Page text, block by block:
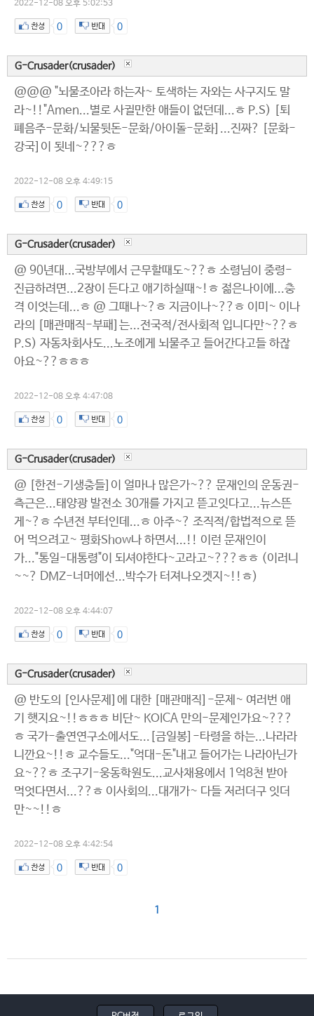
2022-12-08 오후 5:02:53
0 0
G-Crusader(crusader)
@@@ "뇌물조아라 하는자~ 토색하는 자와는 사구지도 말
라~!!"Amen...별로 사귈만한 애들이 없던데...ㅎ P.S) [퇴
폐음주-문화/뇌물뒷돈-문화/아이돌-문화]...진짜? [문화-
강국]이 됫네~???ㅎ
2022-12-08 오후 4:49:15
0 0
G-Crusader(crusader)
@ 90년대...국방부에서 근무할때도~??ㅎ 소령님이 중령-
진급하려면...2장이 든다고 애기하실때~!ㅎ 젊은나이에...충
격 이엇는데...ㅎ @ 그때나~?ㅎ 지금이나~??ㅎ 이미~ 이나
라의 [매관매직-부패]는...전국적/전사회적 입니다만~??ㅎ
P.S) 자동차회사도...노조에게 뇌물주고 들어간다고들 하잖
아요~??ㅎㅎㅎ
2022-12-08 오후 4:47:08
0 0
G-Crusader(crusader)
@ [한전-기생충들]이 얼마나 많은가~?? 문재인의 운동권-
측근은...태양광 발전소 30개를 가지고 뜯고잇다고...뉴스뜬
게~?ㅎ 수년전 부터인데...ㅎ 아주~? 조직적/합법적으로 뜯
어 먹으려고~ 평화Show나 하면서...!! 이런 문재인이
가..."통일-대통령"이 되셔야한다~고라고~???ㅎㅎ (이러니
~~? DMZ-너머에선...박수가 터져나오겟지~!!ㅎ)
2022-12-08 오후 4:44:07
0 0
G-Crusader(crusader)
@ 반도의 [인사문제]에 대한 [매관매직]-문제~ 여러번 애
기 햇지요~!!ㅎㅎㅎ 비단~ KOICA 만의-문제인가요~???
ㅎ 국가-출연연구소에서도...[금일봉]-타령을 하는...나라라
니깐요~!!ㅎ 교수들도..."억대-돈"내고 들어가는 나라아닌가
요~??ㅎ 조구기-웅동학원도...교사채용에서 1억8천 받아
먹엇다면서...??ㅎ 이사회의...대개가~ 다들 저러더구 잇더
만~~!!ㅎ
2022-12-08 오후 4:42:54
0 0
1